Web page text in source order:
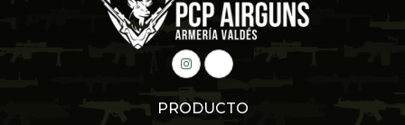
PRODUCTO